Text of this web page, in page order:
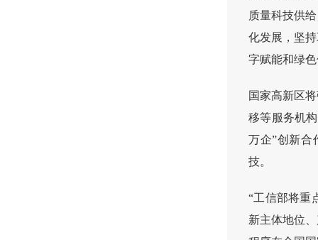
质量科技供
化发展，坚
字赋能和绿
国家高新区
移等服务机
万企”创新合
技。
“工信部将重
新主体地位